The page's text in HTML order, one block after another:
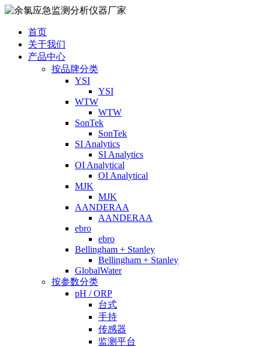
首页
关于我们
产品中心
按品牌分类
YSI
YSI
WTW
WTW
SonTek
SonTek
SI Analytics
SI Analytics
OI Analytical
OI Analytical
MJK
MJK
AANDERAA
AANDERAA
ebro
ebro
Bellingham + Stanley
Bellingham + Stanley
GlobalWater
按参数分类
pH / ORP
台式
手持
传感器
监测平台